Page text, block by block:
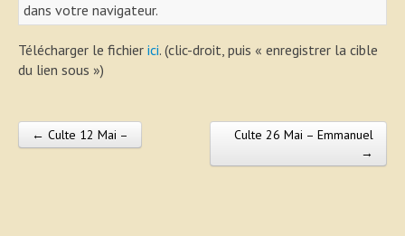
dans votre navigateur.
Télécharger le fichier ici. (clic-droit, puis « enregistrer la cible
du lien sous »)
Post navigation
← Culte 12 Mai –
Culte 26 Mai – Emmanuel
→